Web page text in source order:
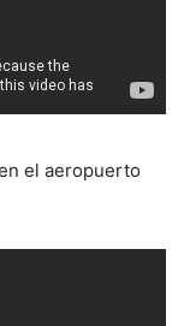
el aeropuerto